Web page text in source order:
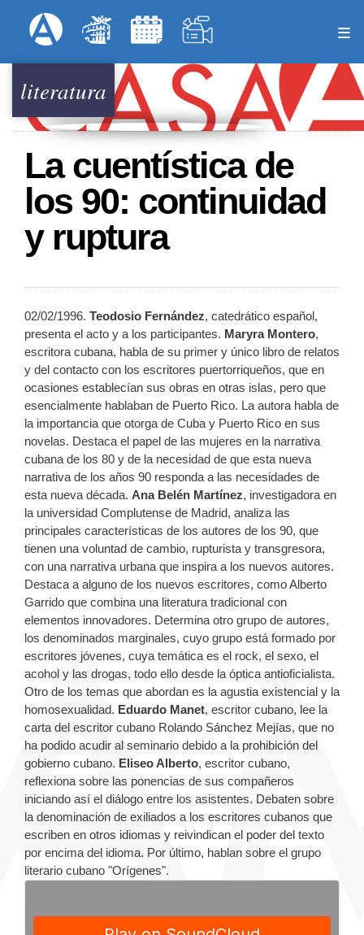
al
principal
Menú Superior
literatura
La cuentística de
los 90: continuidad
y ruptura
02/02/1996. Teodosio Fernández, catedrático español,
presenta el acto y a los participantes. Maryra Montero,
escritora cubana, habla de su primer y único libro de relatos
y del contacto con los escritores puertorriqueños, que en
ocasiones establecían sus obras en otras islas, pero que
esencialmente hablaban de Puerto Rico. La autora habla de
la importancia que otorga de Cuba y Puerto Rico en sus
novelas. Destaca el papel de las mujeres en la narrativa
cubana de los 80 y de la necesidad de que esta nueva
narrativa de los años 90 responda a las necesidades de
esta nueva década. Ana Belén Martínez, investigadora en
la universidad Complutense de Madrid, analiza las
principales características de los autores de los 90, que
tienen una voluntad de cambio, rupturista y transgresora,
con una narrativa urbana que inspira a los nuevos autores.
Destaca a alguno de los nuevos escritores, como Alberto
Garrido que combina una literatura tradicional con
elementos innovadores. Determina otro grupo de autores,
los denominados marginales, cuyo grupo está formado por
escritores jóvenes, cuya temática es el rock, el sexo, el
acohol y las drogas, todo ello desde la óptica antioficialista.
Otro de los temas que abordan es la agustia existencial y la
homosexualidad. Eduardo Manet, escritor cubano, lee la
carta del escritor cubano Rolando Sánchez Mejías, que no
ha podido acudir al seminario debido a la prohibición del
gobierno cubano. Eliseo Alberto, escritor cubano,
reflexiona sobre las ponencias de sus compañeros
iniciando así el diálogo entre los asistentes. Debaten sobre
la denominación de exiliados a los escritores cubanos que
escriben en otros idiomas y reivindican el poder del texto
por encima del idioma. Por último, hablan sobre el grupo
literario cubano "Orígenes".